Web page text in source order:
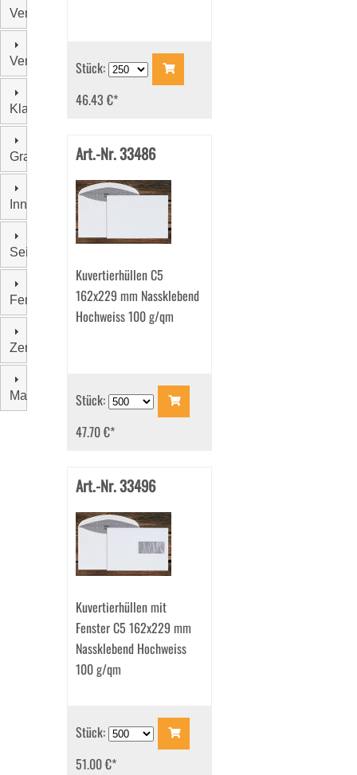
Verschluss
Verpackungseinheit
Klappenform
Grammatur
Innenfarbe
Seitenklappen
Fensterstand
Zertifizierung
Marke
Stück:
46.43 €*
Art.-Nr. 33486
Kuvertierhüllen C5
162x229 mm Nassklebend
Hochweiss 100 g/qm
Stück:
47.70 €*
Art.-Nr. 33496
Kuvertierhüllen mit
Fenster C5 162x229 mm
Nassklebend Hochweiss
100 g/qm
Stück:
51.00 €*